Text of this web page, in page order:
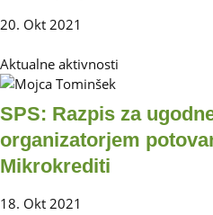
20. Okt 2021
Aktualne aktivnosti
SPS: Razpis za
organizatorjem
Mikrokrediti
18. Okt 2021